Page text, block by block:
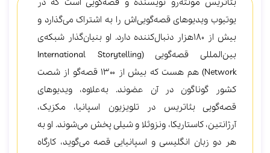
بئاتریس مونته‌رو نویسنده و قصه‎‌گویی است که در
یوتیوب ویدیوهای قصه‌گویی‌اش را به اشتراک می‌گذارد و
بیش از 180هزار دنبال‌کننده دارد. او بنیان‌گذار شبکه‌ی
بین‌المللی قصه‌گویی (International Storytelling
Network) هم هست که بیش از 1300 قصه‌گو از شصت
کشور گوناگون در آن عضوند. به‎‌علاوه، ویدیوهای
قصه‌گویی بئاتریس در تلویزیون اسپانیا، مکزیک،
آرژانتین، کاستاریکا، ونزوئلا و شیلی پخش می‌شوند. او به
هر دو زبان انگلیسی و اسپانیایی قصه می‌گوید، کارگاه